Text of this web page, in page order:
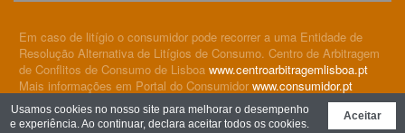
Usamos cookies no nosso site para melhorar o desempenho
e experiência. Ao continuar, declara aceitar todos os cookies.
Aceitar
Em caso de litígio o consumidor pode recorrer a uma Entidade de
Resolução Alternativa de Litígios de Consumo. Centro de Arbitragem
de Conflitos de Consumo de Lisboa www.centroarbitragemlisboa.pt
Mais informações em Portal do Consumidor www.consumidor.pt
© Roliband Embalagens, Lda 2026. All rights reserved. Política
de Privacidade